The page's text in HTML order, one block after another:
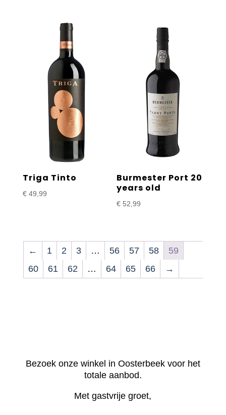
Triga Tinto
€49,99
Burmester Port 20
years old
€ 52,99
← 1 2 3 … 56 57 58
59
60
61 62 … 64 65 66 →
Bezoek onze winkel in Oosterbeek voor het
totale aanbod.
Met gastvrije groet,